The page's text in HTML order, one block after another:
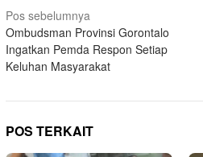
Navigasi
pos
Pos sebelumnya
Ombudsman Provinsi Gorontalo
Ingatkan Pemda Respon Setiap
Keluhan Masyarakat
POS TERKAIT